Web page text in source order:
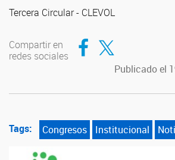
Tercera Circular - CLEVOL
Compartir en
redes sociales
Compartir en Facebook
Compartir en Twitter
Publicado el
Tags: Congresos Institucional